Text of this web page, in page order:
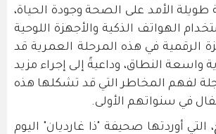
طويلة الأمد على الصحة وجودة الحياة،
الهواتف الذكية والأجهزة اللوحية
الرقمية في هذه المرحلة العمرية قد
واسعة النطاق، وداعيةً إلى إجراء مزيد
لفهم المخاطر التي قد تشكلها هذه
في سنواتهم الأولى.
التي أوردتها صحيفة "ذا غارديان" اليوم